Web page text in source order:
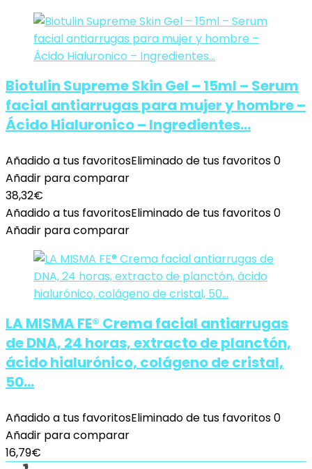
Biotulin Supreme Skin Gel – 15ml – Serum
facial antiarrugas para mujer y hombre –
Ácido Hialuronico – Ingredientes…
Añadido a tus favoritosEliminado de tus favoritos0
Añadir para comparar
38,32€
Añadido a tus favoritosEliminado de tus favoritos0
Añadir para comparar
LA MISMA FE® Crema facial antiarrugas
de DNA, 24 horas, extracto de planctón,
ácido hialurónico, colágeno de cristal,
50…
Añadido a tus favoritosEliminado de tus favoritos0
Añadir para comparar
16,79€